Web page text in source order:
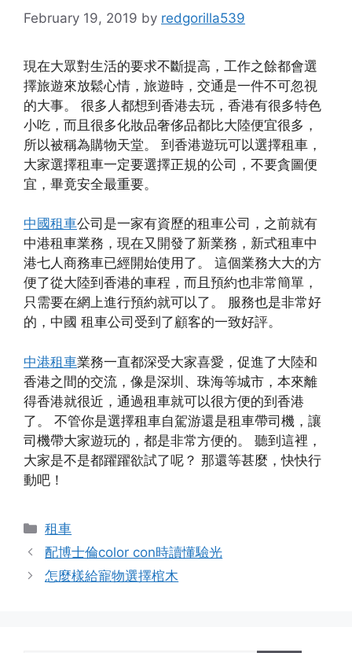
February 19, 2019 by redgorilla539
現在大眾對生活的要求不斷提高，工作之餘都會選
擇旅遊來放鬆心情，旅遊時，交通是一件不可忽視
的大事。 很多人都想到香港去玩，香港有很多特色
小吃，而且很多化妝品奢侈品都比大陸便宜很多，
所以被稱為購物天堂。 到香港遊玩可以選擇租車，
大家選擇租車一定要選擇正規的公司，不要貪圖便
宜，畢竟安全最重要。
中國租車公司是一家有資歷的租車公司，之前就有
中港租車業務，現在又開發了新業務，新式租車中
港七人商務車已經開始使用了。 這個業務大大的方
便了從大陸到香港的車程，而且預約也非常簡單，
只需要在網上進行預約就可以了。 服務也是非常好
的，中國 租車公司受到了顧客的一致好評。
中港租車業務一直都深受大家喜愛，促進了大陸和
香港之間的交流，像是深圳、珠海等城市，本來離
得香港就很近，通過租車就可以很方便的到香港
了。 不管你是選擇租車自駕游還是租車帶司機，讓
司機帶大家遊玩的，都是非常方便的。 聽到這裡，
大家是不是都躍躍欲試了呢？ 那還等甚麼，快快行
動吧！
Categories
租車
配博士倫color con時讀懂驗光
怎麼樣給寵物選擇棺木